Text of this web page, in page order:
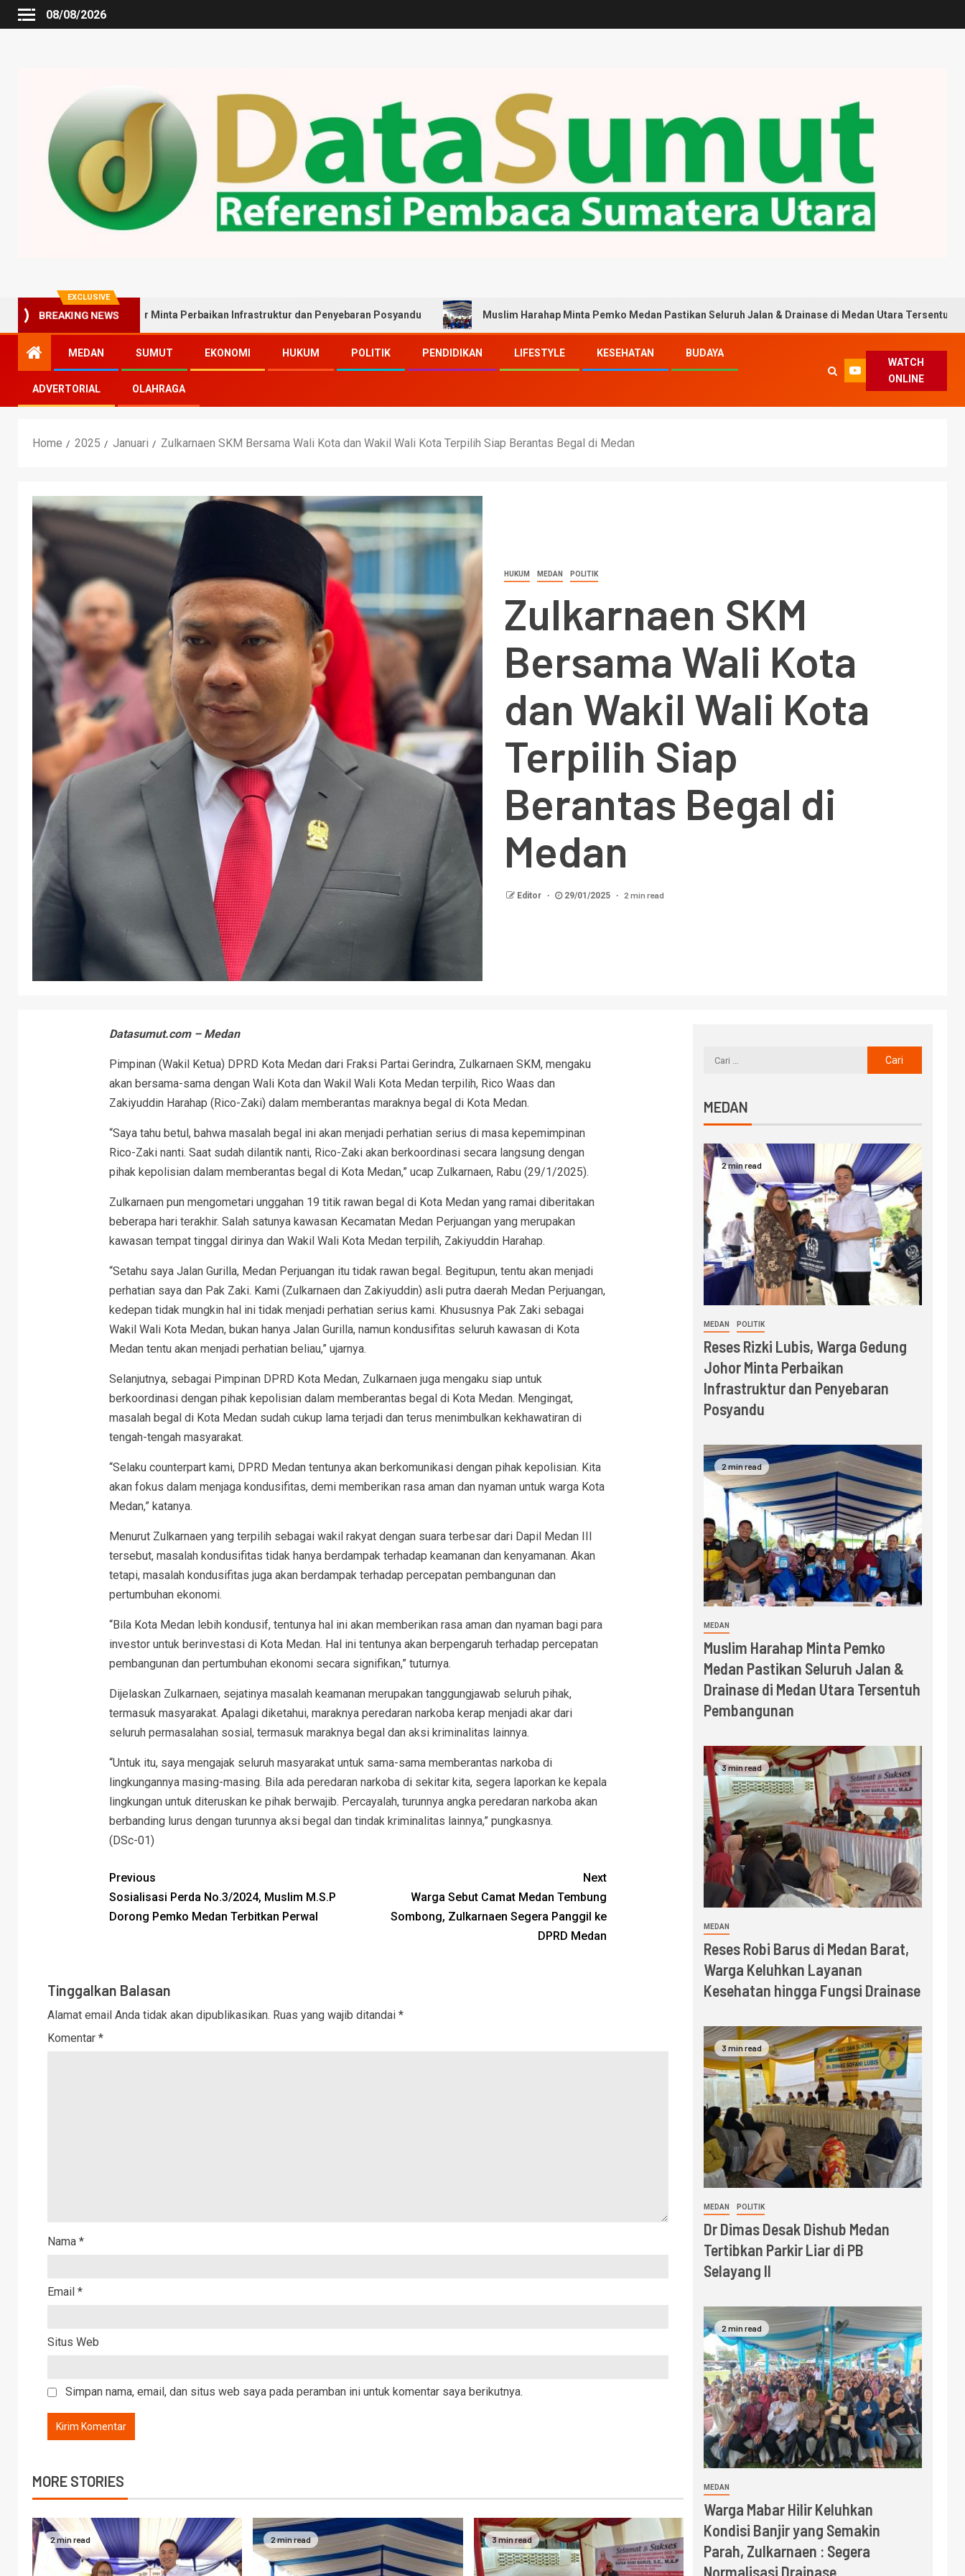
08/08/2026
EXCLUSIVE
BREAKING NEWS
Gedung Johor Minta Perbaikan Infrastruktur dan Penyebaran Posyandu Muslim Harahap Minta Pemko Medan Pastikan Seluruh Jalan & Drainase di Medan Utara Tersentuh Pembangunan
MEDAN SUMUT EKONOMI HUKUM POLITIK PENDIDIKAN LIFESTYLE KESEHATAN BUDAYA
ADVERTORIAL OLAHRAGA
WATCH
ONLINE
Home 2025 Januari Zulkarnaen SKM Bersama Wali Kota dan Wakil Wali Kota Terpilih Siap Berantas Begal di Medan
HUKUM MEDAN POLITIK
Zulkarnaen SKM
Bersama Wali Kota
dan Wakil Wali Kota
Terpilih Siap
Berantas Begal di
Medan
Editor 29/01/2025 2 min read
Datasumut.com – Medan
Pimpinan (Wakil Ketua) DPRD Kota Medan dari Fraksi Partai Gerindra, Zulkarnaen SKM, mengaku
akan bersama-sama dengan Wali Kota dan Wakil Wali Kota Medan terpilih, Rico Waas dan
Zakiyuddin Harahap (Rico-Zaki) dalam memberantas maraknya begal di Kota Medan.
“Saya tahu betul, bahwa masalah begal ini akan menjadi perhatian serius di masa kepemimpinan
Rico-Zaki nanti. Saat sudah dilantik nanti, Rico-Zaki akan berkoordinasi secara langsung dengan
pihak kepolisian dalam memberantas begal di Kota Medan,” ucap Zulkarnaen, Rabu (29/1/2025).
Zulkarnaen pun mengometari unggahan 19 titik rawan begal di Kota Medan yang ramai diberitakan
beberapa hari terakhir. Salah satunya kawasan Kecamatan Medan Perjuangan yang merupakan
kawasan tempat tinggal dirinya dan Wakil Wali Kota Medan terpilih, Zakiyuddin Harahap.
“Setahu saya Jalan Gurilla, Medan Perjuangan itu tidak rawan begal. Begitupun, tentu akan menjadi
perhatian saya dan Pak Zaki. Kami (Zulkarnaen dan Zakiyuddin) asli putra daerah Medan Perjuangan,
kedepan tidak mungkin hal ini tidak menjadi perhatian serius kami. Khususnya Pak Zaki sebagai
Wakil Wali Kota Medan, bukan hanya Jalan Gurilla, namun kondusifitas seluruh kawasan di Kota
Medan tentu akan menjadi perhatian beliau,” ujarnya.
Selanjutnya, sebagai Pimpinan DPRD Kota Medan, Zulkarnaen juga mengaku siap untuk
berkoordinasi dengan pihak kepolisian dalam memberantas begal di Kota Medan. Mengingat,
masalah begal di Kota Medan sudah cukup lama terjadi dan terus menimbulkan kekhawatiran di
tengah-tengah masyarakat.
“Selaku counterpart kami, DPRD Medan tentunya akan berkomunikasi dengan pihak kepolisian. Kita
akan fokus dalam menjaga kondusifitas, demi memberikan rasa aman dan nyaman untuk warga Kota
Medan,” katanya.
Menurut Zulkarnaen yang terpilih sebagai wakil rakyat dengan suara terbesar dari Dapil Medan III
tersebut, masalah kondusifitas tidak hanya berdampak terhadap keamanan dan kenyamanan. Akan
tetapi, masalah kondusifitas juga akan berdampak terhadap percepatan pembangunan dan
pertumbuhan ekonomi.
“Bila Kota Medan lebih kondusif, tentunya hal ini akan memberikan rasa aman dan nyaman bagi para
investor untuk berinvestasi di Kota Medan. Hal ini tentunya akan berpengaruh terhadap percepatan
pembangunan dan pertumbuhan ekonomi secara signifikan,” tuturnya.
Dijelaskan Zulkarnaen, sejatinya masalah keamanan merupakan tanggungjawab seluruh pihak,
termasuk masyarakat. Apalagi diketahui, maraknya peredaran narkoba kerap menjadi akar dari
seluruh permasalahan sosial, termasuk maraknya begal dan aksi kriminalitas lainnya.
“Untuk itu, saya mengajak seluruh masyarakat untuk sama-sama memberantas narkoba di
lingkungannya masing-masing. Bila ada peredaran narkoba di sekitar kita, segera laporkan ke kepala
lingkungan untuk diteruskan ke pihak berwajib. Percayalah, turunnya angka peredaran narkoba akan
berbanding lurus dengan turunnya aksi begal dan tindak kriminalitas lainnya,” pungkasnya.
(DSc-01)
Previous
Sosialisasi Perda No.3/2024, Muslim M.S.P
Dorong Pemko Medan Terbitkan Perwal
Next
Warga Sebut Camat Medan Tembung
Sombong, Zulkarnaen Segera Panggil ke
DPRD Medan
Tinggalkan Balasan
Alamat email Anda tidak akan dipublikasikan. Ruas yang wajib ditandai *
Komentar *
Nama *
Email *
Situs Web
Simpan nama, email, dan situs web saya pada peramban ini untuk komentar saya berikutnya.
MORE STORIES
2 min read 2 min read 3 min read
MEDAN
2 min read
MEDAN POLITIK
Reses Rizki Lubis, Warga Gedung
Johor Minta Perbaikan
Infrastruktur dan Penyebaran
Posyandu
2 min read
MEDAN
Muslim Harahap Minta Pemko
Medan Pastikan Seluruh Jalan &
Drainase di Medan Utara Tersentuh
Pembangunan
3 min read
MEDAN
Reses Robi Barus di Medan Barat,
Warga Keluhkan Layanan
Kesehatan hingga Fungsi Drainase
3 min read
MEDAN POLITIK
Dr Dimas Desak Dishub Medan
Tertibkan Parkir Liar di PB
Selayang II
2 min read
MEDAN
Warga Mabar Hilir Keluhkan
Kondisi Banjir yang Semakin
Parah, Zulkarnaen : Segera
Normalisasi Drainase